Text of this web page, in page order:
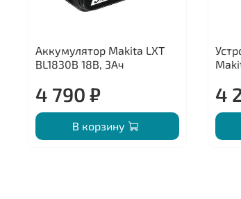
Аккумулятор Makita LXT
BL1830B 18В, 3Ач
4 790 ₽
В корзину
4